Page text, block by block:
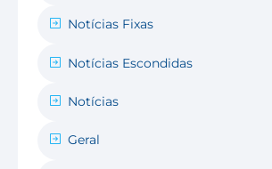
Notícias Fixas
Notícias Escondidas
Notícias
Geral